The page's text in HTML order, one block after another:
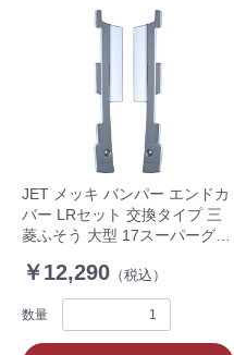
JET メッキ バンパー エンドカ
バー LRセット 交換タイプ 三
菱ふそう 大型 17スーパーグレ
ー付車用トラック 510516
￥12,290 （税込）
数量